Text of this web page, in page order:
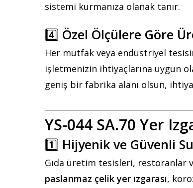
sistemi kurmanıza olanak tanır.
4️⃣ Özel Ölçülere Göre
Her mutfak veya endüstriyel
işletmenizin ihtiyaçlarına uygun
geniş bir fabrika alanı olsun,
YS-044 SA.70 Yer
1️⃣ Hijyenik ve Güvenli
Gıda üretim tesisleri, restoranlar
paslanmaz çelik yer ızgarası,